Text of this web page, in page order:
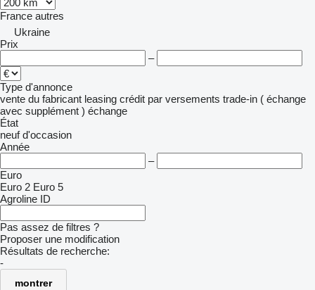
France autres
Ukraine
Prix
–
Type d'annonce
vente du fabricant leasing crédit par versements trade-in ( échange
avec supplément ) échange
État
neuf d'occasion
Année
–
Euro
Euro 2 Euro 5
Agroline ID
Pas assez de filtres ?
Proposer une modification
Résultats de recherche:
-
montrer